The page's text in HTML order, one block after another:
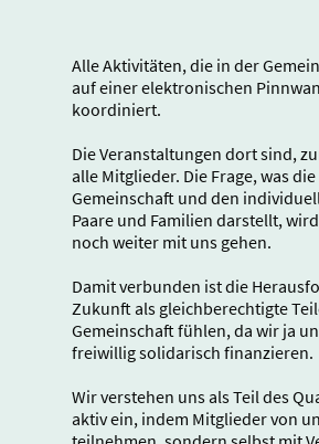
Alle Aktivitäten, die in der
auf einer elektronischen
koordiniert.
Die Veranstaltungen dort sind,
alle Mitglieder. Die Frage, was
Gemeinschaft und den
Paare und Familien darstellt,
noch weiter mit uns gehen.
Damit verbunden ist die
Zukunft als gleichberechtigte
Gemeinschaft fühlen, da wir ja
freiwillig solidarisch finanzieren.
Wir verstehen uns als Teil des
aktiv ein, indem Mitglieder von